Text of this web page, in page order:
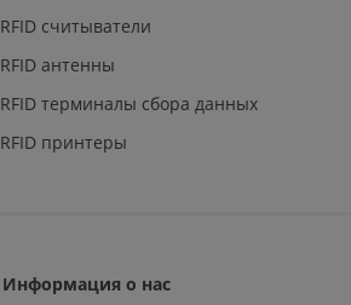
RFID считыватели
RFID антенны
RFID терминалы сбора данных
RFID принтеры
Информация о нас